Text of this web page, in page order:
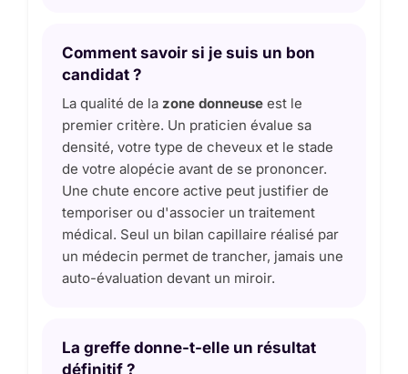
Comment savoir si je suis un bon
candidat ?
La qualité de la zone donneuse est le
premier critère. Un praticien évalue sa
densité, votre type de cheveux et le stade
de votre alopécie avant de se prononcer.
Une chute encore active peut justifier de
temporiser ou d'associer un traitement
médical. Seul un bilan capillaire réalisé par
un médecin permet de trancher, jamais une
auto-évaluation devant un miroir.
La greffe donne-t-elle un résultat
définitif ?